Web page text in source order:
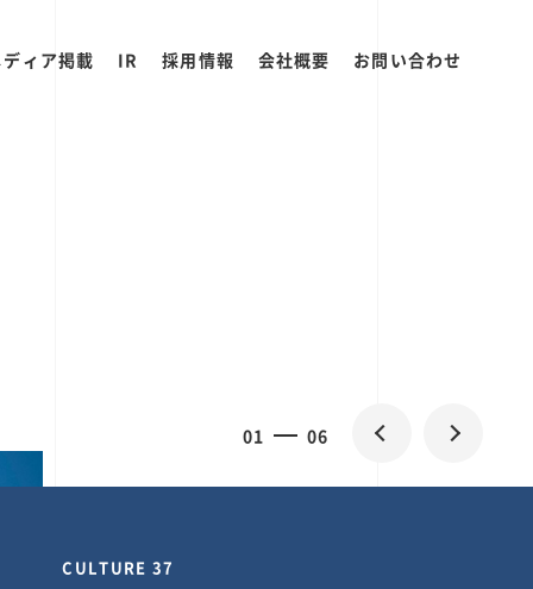
ィア掲載 IR 採用情報 会社概要 お問い合わせ
01 06
CULTURE 37